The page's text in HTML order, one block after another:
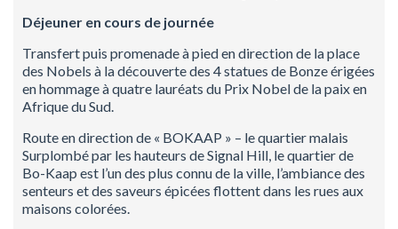
Déjeuner en cours de journée
Transfert puis promenade à pied en direction de la place
des Nobels à la découverte des 4 statues de Bonze érigées
en hommage à quatre lauréats du Prix Nobel de la paix en
Afrique du Sud.
Route en direction de « BOKAAP » – le quartier malais
Surplombé par les hauteurs de Signal Hill, le quartier de
Bo-Kaap est l’un des plus connu de la ville, l’ambiance des
senteurs et des saveurs épicées flottent dans les rues aux
maisons colorées.